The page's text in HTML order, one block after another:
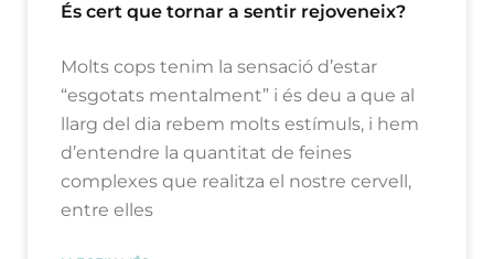
És cert que tornar a sentir rejoveneix?
Molts cops tenim la sensació d’estar
“esgotats mentalment” i és deu a que al
llarg del dia rebem molts estímuls, i hem
d’entendre la quantitat de feines
complexes que realitza el nostre cervell,
entre elles